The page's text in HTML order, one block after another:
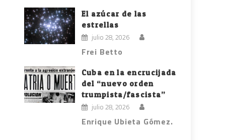
El azúcar de las
estrellas
julio 28, 2026
Frei Betto
Cuba en la encrucijada
del “nuevo orden
trumpista/fascista”
julio 28, 2026
Enrique Ubieta Gómez.